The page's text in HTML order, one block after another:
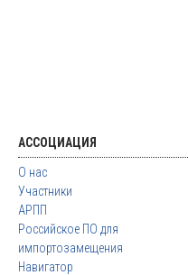
АССОЦИАЦИЯ
О нас
Участники
АРПП
Российское ПО для
импортозамещения
Навигатор